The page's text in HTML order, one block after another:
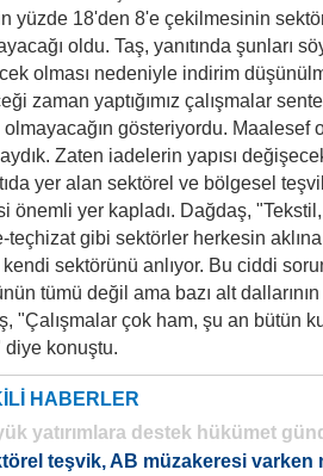
yüzde 18'den 8'e çekilmesinin
oldu. Taş, yanıtında şunları
olması nedeniyle indirim
zaman yaptığımız çalışmalar
gösteriyordu. Maalesef
Zaten iadelerin yapısı
yer alan sektörel ve bölgesel
önemli yer kapladı. Dağdaş,
teçhizat gibi sektörler herkesin
sektörünü anlıyor. Bu ciddi
tümü değil ama bazı alt
"Çalışmalar çok ham, şu an bütün
diye konuştu.
HABERLER
yatırımlara destek hükümet
teşvik, AB müzakeresi varken